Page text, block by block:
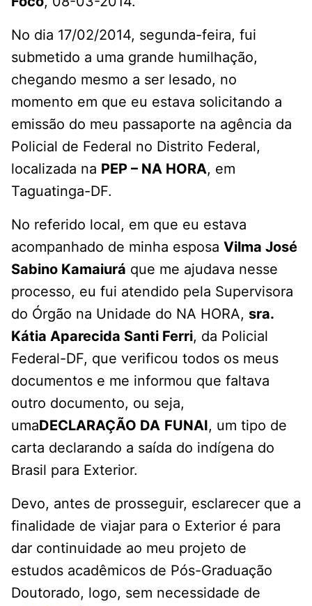
No dia 17/02/2014, segunda-feira, fui
submetido a uma grande humilhação,
chegando mesmo a ser lesado, no
momento em que eu estava solicitando a
emissão do meu passaporte na agência da
Policial de Federal no Distrito Federal,
localizada na PEP – NA HORA, em
Taguatinga-DF.
No referido local, em que eu estava
acompanhado de minha esposa Vilma José
Sabino Kamaiurá que me ajudava nesse
processo, eu fui atendido pela Supervisora
do Órgão na Unidade do NA HORA, sra.
Kátia Aparecida Santi Ferri, da Policial
Federal-DF, que verificou todos os meus
documentos e me informou que faltava
outro documento, ou seja,
umaDECLARAÇÃO DA FUNAI, um tipo de
carta declarando a saída do indígena do
Brasil para Exterior.
Devo, antes de prosseguir, esclarecer que a
finalidade de viajar para o Exterior é para
dar continuidade ao meu projeto de
estudos acadêmicos de Pós-Graduação
Doutorado, logo, sem necessidade de